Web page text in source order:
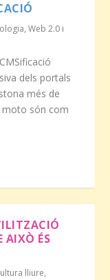
,Web 2.0 i
dels portals
més de
moto són com
AIXÒ ÉS
lliure,